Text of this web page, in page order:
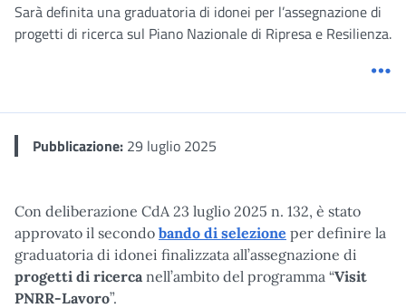
Sarà definita una graduatoria di idonei per l’assegnazione di
progetti di ricerca sul Piano Nazionale di Ripresa e Resilienza.
Pubblicazione: 29 luglio 2025
Con deliberazione CdA 23 luglio 2025 n. 132, è stato
approvato il secondo bando di selezione per definire la
graduatoria di idonei finalizzata all’assegnazione di
progetti di ricerca nell’ambito del programma “Visit
PNRR-Lavoro”.